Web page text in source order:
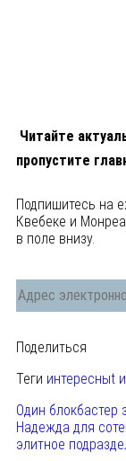
Читайте
пропустите
Подпишитесь на
Квебеке и Монреале. Введите ваш адрес
в поле внизу.
Поделиться
Теги интересныt
Один блокбастер
Надежда для
элитное